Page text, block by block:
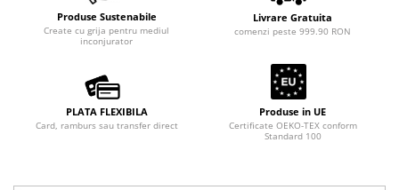
Produse Sustenabile
Create cu grija pentru mediul
inconjurator
Livrare Gratuita
comenzi peste 999.90 RON
PLATA FLEXIBILA
Card, ramburs sau transfer direct
Produse in UE
Certificate OEKO-TEX conform
Standard 100